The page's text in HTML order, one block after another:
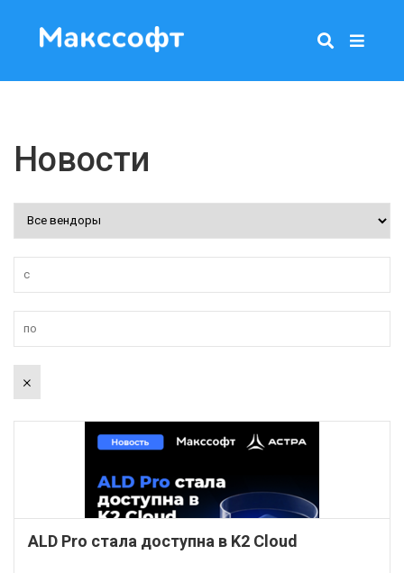
Новости
×
ALD Pro стала доступна в K2 Cloud